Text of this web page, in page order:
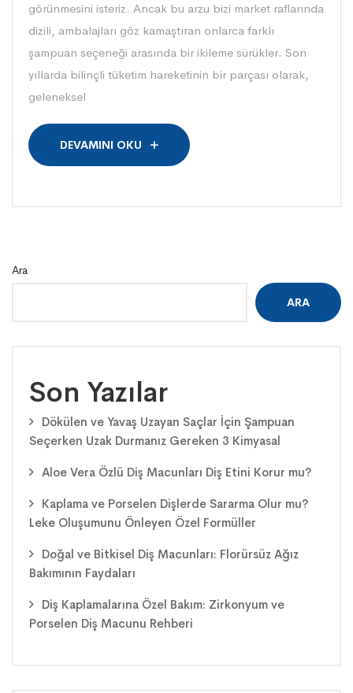
görünmesini isteriz. Ancak bu arzu bizi market raflarında
dizili, ambalajları göz kamaştıran onlarca farklı
şampuan seçeneği arasında bir ikileme sürükler. Son
yıllarda bilinçli tüketim hareketinin bir parçası olarak,
geleneksel
DEVAMINI OKU
Ara
ARA
Son Yazılar
Dökülen ve Yavaş Uzayan Saçlar İçin Şampuan
Seçerken Uzak Durmanız Gereken 3 Kimyasal
Aloe Vera Özlü Diş Macunları Diş Etini Korur mu?
Kaplama ve Porselen Dişlerde Sararma Olur mu?
Leke Oluşumunu Önleyen Özel Formüller
Doğal ve Bitkisel Diş Macunları: Florürsüz Ağız
Bakımının Faydaları
Diş Kaplamalarına Özel Bakım: Zirkonyum ve
Porselen Diş Macunu Rehberi